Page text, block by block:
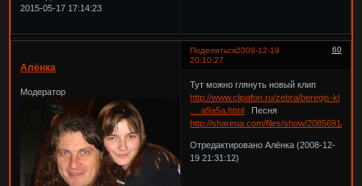
2015-05-17 17:14:23
Поделиться 60
2008-12-19
20:10:27
Алёнка
Модератор
Тут можно глянуть новый клип
http://www.clipafon.ru/zebra/beregis-kl
… a9a5a.html Песня
http://shareua.com/files/show/2085691/
Отредактировано Алёнка (2008-12-
19 21:31:12)